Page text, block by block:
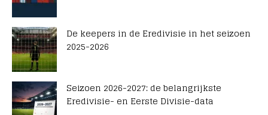
De keepers in de Eredivisie in het seizoen
2025-2026
Seizoen 2026-2027: de belangrijkste
Eredivisie- en Eerste Divisie-data